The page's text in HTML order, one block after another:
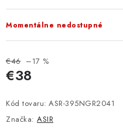
Momentálne nedostupné
€46 –17 %
€38
Kód tovaru: ASR-395NGR2041
Značka: ASIR